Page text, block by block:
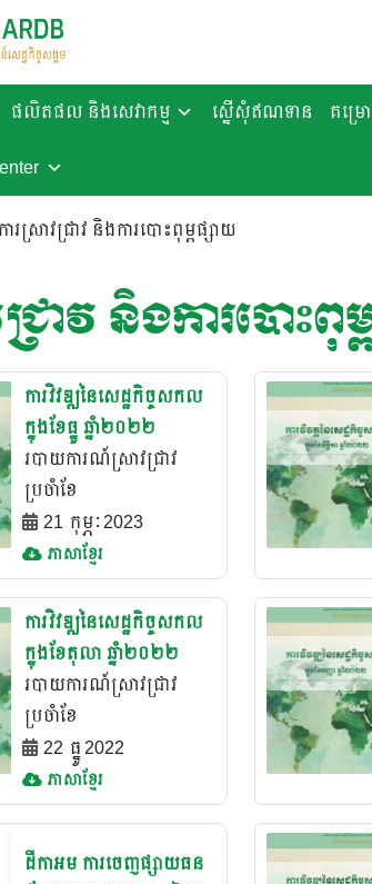
ផលិតផល និងសេវាកម្ម ស្នើសុំឥណទាន គម្រ
រស្រាវជ្រាវ និងការបោះពុម្ពផ្សាយ
រាវ និងការបោះពុ
ការវិវឌ្ឍនៃសេដ្ឋកិច្ចសកល
ក្នុងខែធ្នូ ឆ្នាំ២០២២
របាយការណ៍ស្រាវជ្រាវ
ប្រចំាខែ
21 កុម្ភៈ 2023
ភាសាខ្មែរ
ការវិវឌ្ឍនៃសេដ្ឋកិច្ចសកល
ក្នុងខែតុលា ឆ្នាំ២០២២
របាយការណ៍ស្រាវជ្រាវ
ប្រចំាខែ
22 ធ្នូ 2022
ភាសាខ្មែរ
ដីកាអម ការចេញផ្សាយធន